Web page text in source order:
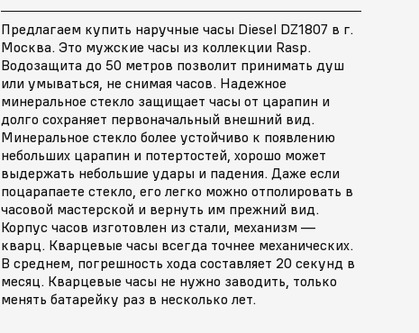
Предлагаем купить наручные часы Diesel DZ1807 в г.
Москва. Это мужские часы из коллекции Rasp.
Водозащита до 50 метров позволит принимать душ
или умываться, не снимая часов. Надежное
минеральное стекло защищает часы от царапин и
долго сохраняет первоначальный внешний вид.
Минеральное стекло более устойчиво к появлению
небольших царапин и потертостей, хорошо может
выдержать небольшие удары и падения. Даже если
поцарапаете стекло, его легко можно отполировать в
часовой мастерской и вернуть им прежний вид.
Корпус часов изготовлен из стали, механизм —
кварц. Кварцевые часы всегда точнее механических.
В среднем, погрешность хода составляет 20 секунд в
месяц. Кварцевые часы не нужно заводить, только
менять батарейку раз в несколько лет.